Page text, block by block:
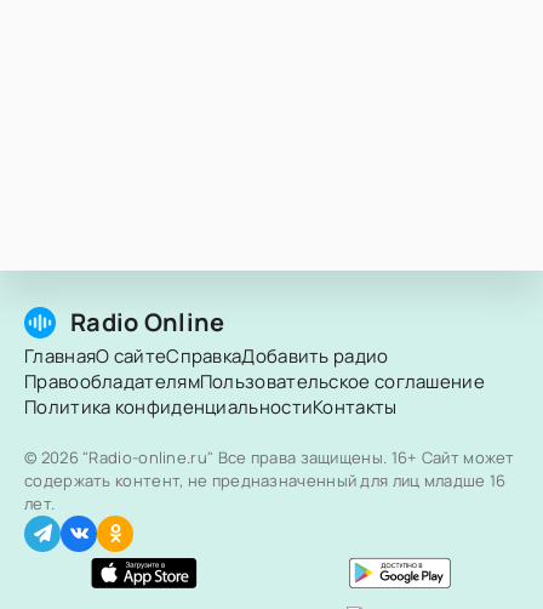
Radio Online
ГлавнаяО сайтеСправкаДобавить радио
ПравообладателямПользовательское соглашение
Политика конфиденциальностиКонтакты
© 2026 "Radio-online.ru" Все права защищены. 16+ Сайт может
содержать контент, не предназначенный для лиц младше 16
лет.